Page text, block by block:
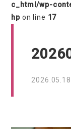
c_html/wp-
hp on line 17
2026.05.18